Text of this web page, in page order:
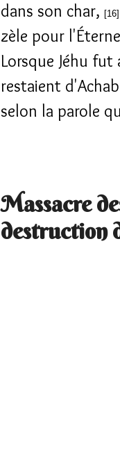
dans son char, [16]
zèle pour
Lorsque Jéhu
restaient
selon la parole
Massacre
destruction